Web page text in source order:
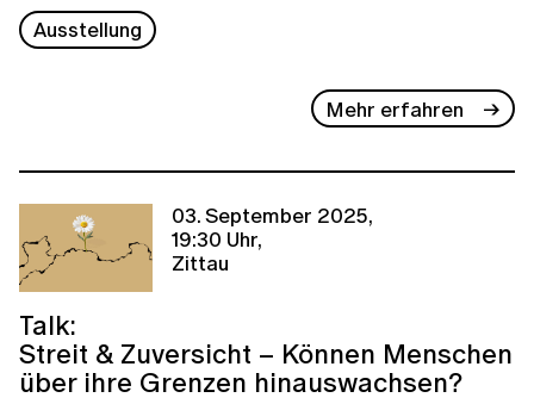
Ausstellung
Mehr erfahren
03. September 2025,
19:30 Uhr,
Zittau
Talk:
Streit & Zuversicht – Können Menschen
über ihre Grenzen hinauswachsen?